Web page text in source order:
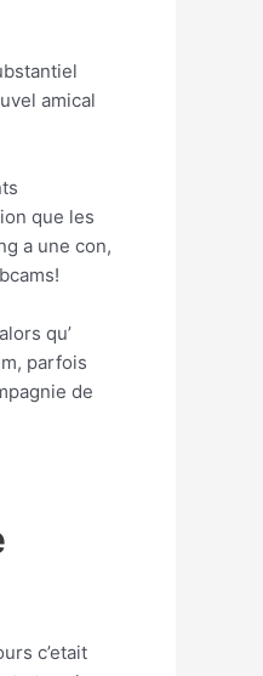
amical
que les
a une con,
qu’
parfois
de
c’etait